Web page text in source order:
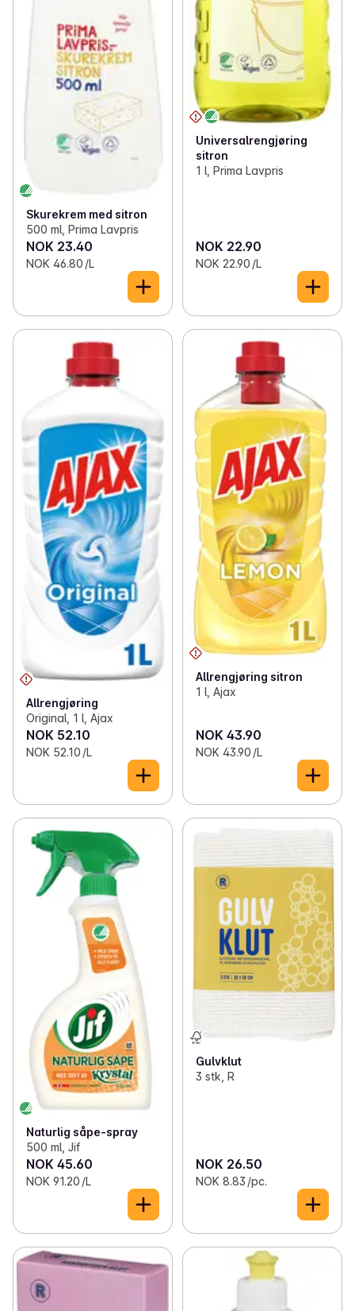
Skurekrem med sitron
500 ml, Prima Lavpris
NOK 23.40
NOK 46.80 /L
Universalrengjøring
sitron
1 l, Prima Lavpris
NOK 22.90
NOK 22.90 /L
Allrengjøring
Original, 1 l, Ajax
NOK 52.10
NOK 52.10 /L
Allrengjøring sitron
1 l, Ajax
NOK 43.90
NOK 43.90 /L
Naturlig såpe-spray
500 ml, Jif
NOK 45.60
NOK 91.20 /L
Gulvklut
3 stk, R
NOK 26.50
NOK 8.83 /pc.